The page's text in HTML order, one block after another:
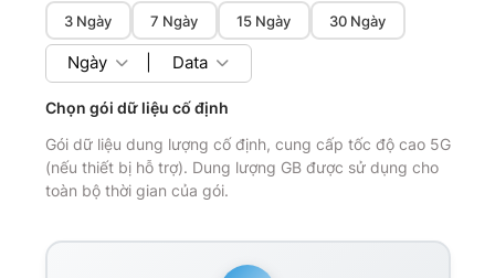
3 Ngày 7 Ngày 15 Ngày 30 Ngày
Ngày Data
Chọn gói dữ liệu cố định
Gói dữ liệu dung lượng cố định, cung cấp tốc độ cao 5G
(nếu thiết bị hỗ trợ). Dung lượng GB được sử dụng cho
toàn bộ thời gian của gói.